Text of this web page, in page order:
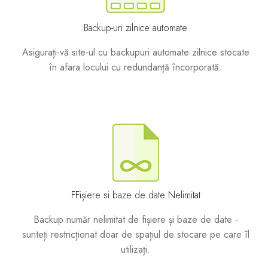
Backup-uri zilnice automate
Asigurați-vă site-ul cu backupuri automate zilnice stocate
în afara locului cu redundanță încorporată.
FFișiere si baze de date Nelimitat
Backup număr nelimitat de fișiere și baze de date -
sunteți restricționat doar de spațiul de stocare pe care îl
utilizați.